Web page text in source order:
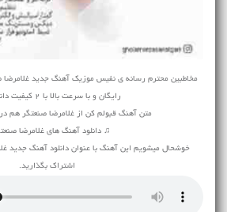
مخاطبین محترم رسانه ی نفیس موزیک آهنگ جدید غلامرضا
رایگان و با سرعت بالا با 2 کیفیت دانلود کنید
متن آهنگ قبولم کن از غلامرضا صنعتگر هم
♫ دانلود آهنگ های غلامرضا
خوشحال میشویم این آهنگ با عنوان دانلود آهنگ جدید
اشتراک بگذارید.